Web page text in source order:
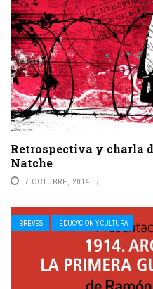
Retrospectiva y charla
Natche
7 OCTUBRE, 2014
BREVES EDUCACIÓN Y CULTURA